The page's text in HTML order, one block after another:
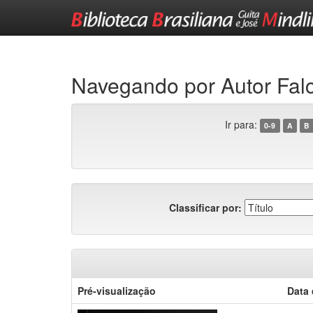
Navegando por Autor
Ir para: 0-9 A B
Classificar por:
Pré-visualização